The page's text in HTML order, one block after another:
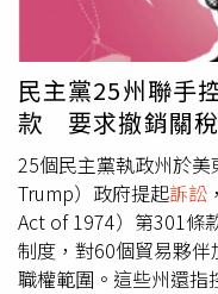
型、長壽且非原生掠
及監獄受刑人與工作
表示，監獄護城河工程
噱頭的人都錯了」。官
括鱷魚的飼養、照護及
700萬美元預算興建護
民主黨25州聯手
款 要求撤銷關
25個民主黨執政州於
Trump）政府提起訴訟
Act of 1974）第301條
制度，對60個貿易夥
職權範圍。這些州還指